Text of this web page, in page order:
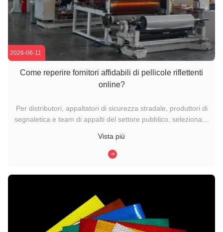
2026-06-11
Come reperire fornitori affidabili di pellicole riflettenti
online?
Per distributori, appaltatori di sicurezza stradale, produttori di
segnaletica e team di appalti del settore pubblico, selezionare
fondamentale. Navigare nel vasto panorama dei fornitori
online, dagli elenchi dei motori di ricerca e dai ...
Vista più